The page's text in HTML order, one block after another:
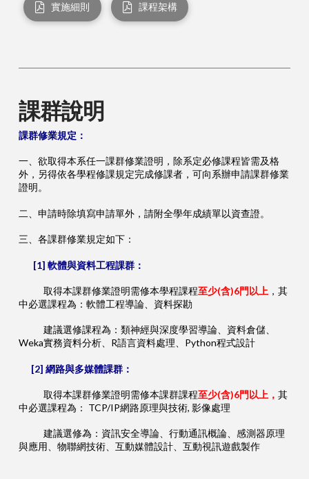
實施細則 課程架構
課群說明
課群修業規定：
一、欲取得本系任一課群修業證明，除系定必修課程皆需及格
外，另得依各學程修課規定完成修課者，可向系辦申請課群修業
證明。
二、申請時除填寫申請單外，請附全學年成績單以資查證。
三、各課群修業規定如下：
[1] 軟體與資料工程課群：
取得本課群修業證明需修本學程課程至少(含)6門以上 ，其
中必選課程為：軟體工程導論、資料探勘
建議選修課程為：類神經與深度學習導論、資料倉儲、
Weka實務資料分析、R語言資料處理、Python程式設計
[2] 網路與多媒體課群：
取得本課群修業證明需修本課群課程至少(含)6門以上， 其
中必選課程為： TCP/IP網路原理與技術, 影像處理
建議選修為：資訊安全導論、行動通訊概論、感測器原理
與應用、物聯網技術、互動媒體設計、互動視訊遊戲製作